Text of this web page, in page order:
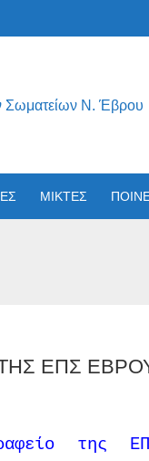
Ν. Έβρου
ΜΙΚΤΕΣ
ΕΠΣ
της